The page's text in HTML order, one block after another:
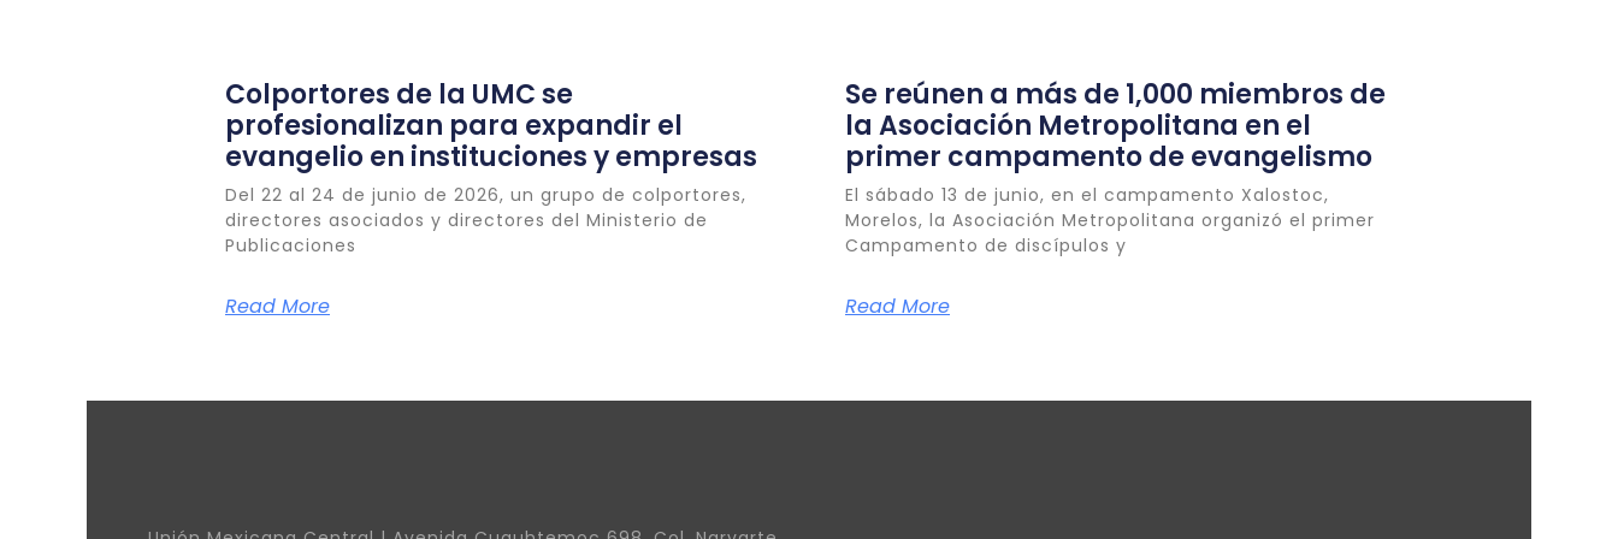
Colportores de la UMC se
profesionalizan para expandir el
evangelio en instituciones y empresas
Del 22 al 24 de junio de 2026, un grupo de colportores,
directores asociados y directores del Ministerio de
Publicaciones
Read More
Se reúnen a más de 1,000 miembros de
la Asociación Metropolitana en el
primer campamento de evangelismo
El sábado 13 de junio, en el campamento Xalostoc,
Morelos, la Asociación Metropolitana organizó el primer
Campamento de discípulos y
Read More